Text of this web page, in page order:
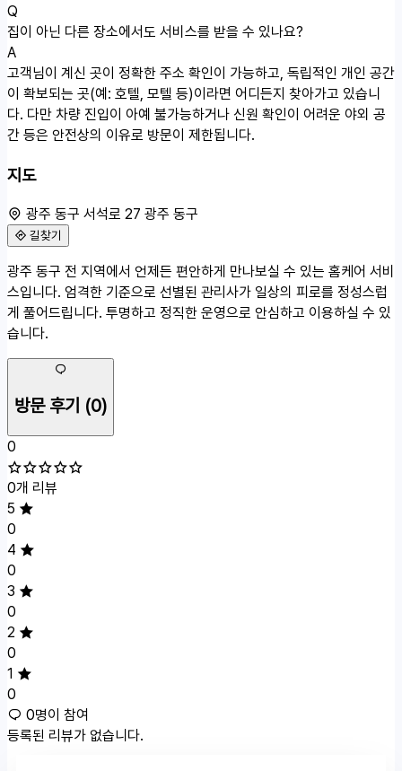
Q
집이 아닌 다른 장소에서도 서비스를 받을 수 있나요?
A
고객님이 계신 곳이 정확한 주소 확인이 가능하고, 독립적인 개인 공간
이 확보되는 곳(예: 호텔, 모텔 등)이라면 어디든지 찾아가고 있습니
다. 다만 차량 진입이 아예 불가능하거나 신원 확인이 어려운 야외 공
간 등은 안전상의 이유로 방문이 제한됩니다.
지도
광주 동구 서석로 27 광주 동구
길찾기
광주 동구 서석로 27
광주 동구 전 지역에서 언제든 편안하게 만나보실 수 있는 홈케어 서비
스입니다. 엄격한 기준으로 선별된 관리사가 일상의 피로를 정성스럽
게 풀어드립니다. 투명하고 정직한 운영으로 안심하고 이용하실 수 있
습니다.
방문 후기 (0)
0
0개 리뷰
5
0
4
0
3
0
2
0
1
0
0명이 참여
등록된 리뷰가 없습니다.